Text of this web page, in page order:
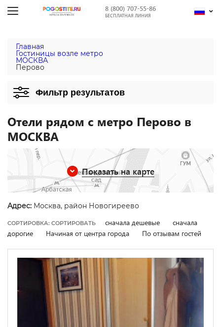
8 (800) 707-55-86
БЕСПЛАТНАЯ ЛИНИЯ
Главная
Гостиницы возле метро
МОСКВА
Перово
Фильтр результатов
Отели рядом с метро Перово в
МОСКВА
Показать на карте
Адрес: Москва, район Новогиреево
СОРТИРОВКА: СОРТИРОВАТЬ сначала дешевые
сначала
дорогие
Начиная от центра города По отзывам гостей